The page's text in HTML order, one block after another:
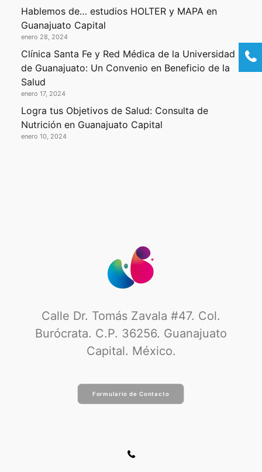
Hablemos de… estudios HOLTER y MAPA en
Guanajuato Capital
enero 28, 2024
Clínica Santa Fe y Red Médica de la Universidad
de Guanajuato: Un Convenio en Beneficio de la
Salud
enero 17, 2024
Logra tus Objetivos de Salud: Consulta de
Nutrición en Guanajuato Capital
enero 10, 2024
Calle Dr. Tomás Zavala #47. Col.
Burócrata. C.P. 36256. Guanajuato
Capital. México.
Formulario de Contacto